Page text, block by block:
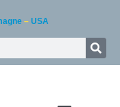
– USA